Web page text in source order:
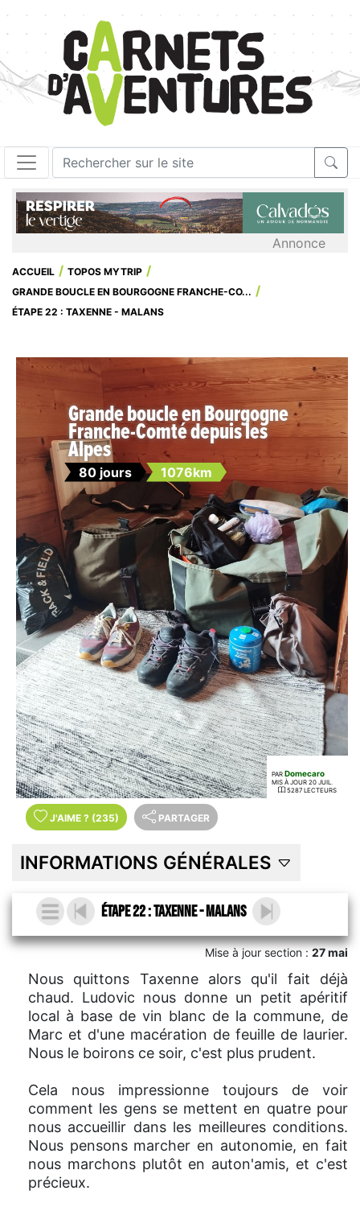
Annonce
ACCUEIL
TOPOS MYTRIP
GRANDE BOUCLE EN BOURGOGNE FRANCHE-CO...
ÉTAPE 22 : TAXENNE - MALANS
Grande boucle en Bourgogne
Franche-Comté depuis les
Alpes
80 jours 1076km
PAR Domecaro
MIS À JOUR 20 JUIL.
5287 LECTEURS
J'AIME ? (235) PARTAGER
INFORMATIONS GÉNÉRALES
Étape 22 : Taxenne - Malans
Mise à jour section :27 mai
Nous quittons Taxenne alors qu'il fait déjà
chaud. Ludovic nous donne un petit apéritif
local à base de vin blanc de la commune, de
Marc et d'une macération de feuille de laurier.
Nous le boirons ce soir, c'est plus prudent.
Cela nous impressionne toujours de voir
comment les gens se mettent en quatre pour
nous accueillir dans les meilleures conditions.
Nous pensons marcher en autonomie, en fait
nous marchons plutôt en auton'amis, et c'est
précieux.